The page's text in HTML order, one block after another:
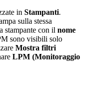
in Stampanti.
sulla stessa
stampante con il nome
sono visibili solo
Mostra filtri
LPM (Monitoraggio